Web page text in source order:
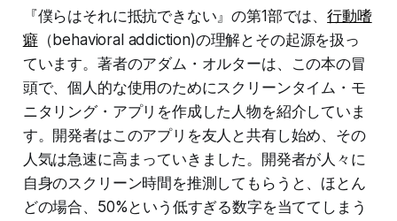
『僕らはそれに抵抗できない』の第1部では、行動嗜
癖（behavioral addiction)の理解とその起源を扱っ
ています。著者のアダム・オルターは、この本の冒
頭で、個人的な使用のためにスクリーンタイム・モ
ニタリング・アプリを作成した人物を紹介していま
す。開発者はこのアプリを友人と共有し始め、その
人気は急速に高まっていきました。開発者が人々に
自身のスクリーン時間を推測してもらうと、ほとん
どの場合、50%という低すぎる数字を当ててしまう